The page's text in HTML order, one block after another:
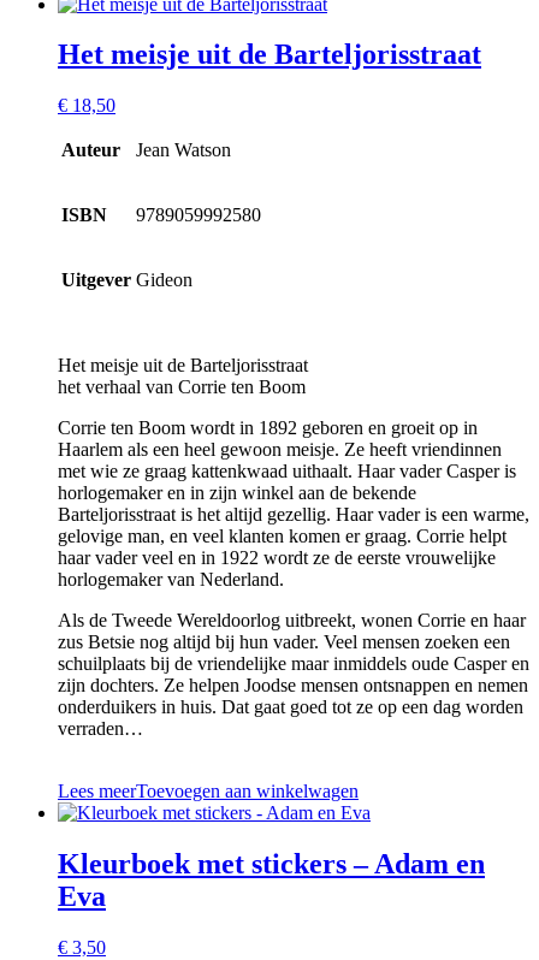
Het meisje uit de Barteljorisstraat
€ 18,50
Auteur Jean Watson
ISBN 9789059992580
Uitgever Gideon
Het meisje uit de Barteljorisstraat
het verhaal van Corrie ten Boom
Corrie ten Boom wordt in 1892 geboren en groeit op in
Haarlem als een heel gewoon meisje. Ze heeft vriendinnen
met wie ze graag kattenkwaad uithaalt. Haar vader Casper is
horlogemaker en in zijn winkel aan de bekende
Barteljorisstraat is het altijd gezellig. Haar vader is een warme,
gelovige man, en veel klanten komen er graag. Corrie helpt
haar vader veel en in 1922 wordt ze de eerste vrouwelijke
horlogemaker van Nederland.
Als de Tweede Wereldoorlog uitbreekt, wonen Corrie en haar
zus Betsie nog altijd bij hun vader. Veel mensen zoeken een
schuilplaats bij de vriendelijke maar inmiddels oude Casper en
zijn dochters. Ze helpen Joodse mensen ontsnappen en nemen
onderduikers in huis. Dat gaat goed tot ze op een dag worden
verraden…
Lees meerToevoegen aan winkelwagen
Kleurboek met stickers – Adam en
Eva
€ 3,50